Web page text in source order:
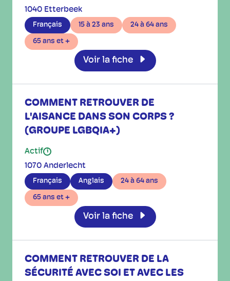
1040 Etterbeek
Français 15 à 23 ans 24 à 64 ans
65 ans et +
Voir la fiche
COMMENT RETROUVER DE
L'AISANCE DANS SON CORPS ?
(GROUPE LGBQIA+)
Actif i
1070 Anderlecht
Français Anglais 24 à 64 ans
65 ans et +
Voir la fiche
COMMENT RETROUVER DE LA
SÉCURITÉ AVEC SOI ET AVEC LES